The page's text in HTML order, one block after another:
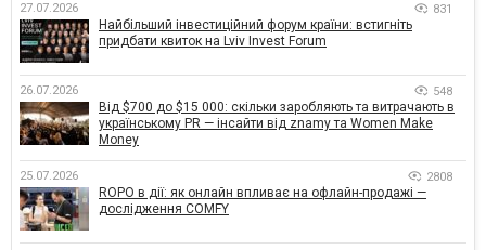
27.07.2026 831
Найбільший інвестиційний форум країни: встигніть
придбати квиток на Lviv Invest Forum
26.07.2026 548
Від $700 до $15 000: скільки заробляють та витрачають в
українському PR — інсайти від znamy та Women Make
Money
25.07.2026 2808
ROPO в дії: як онлайн впливає на офлайн-продажі —
дослідження COMFY